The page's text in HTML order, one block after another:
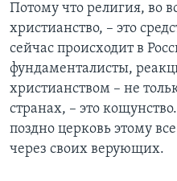
Потому что религия, во
христианство, – это
сейчас происходит в
фундаменталисты,
христианством – не
странах, – это
поздно церковь этому
через своих верующих.